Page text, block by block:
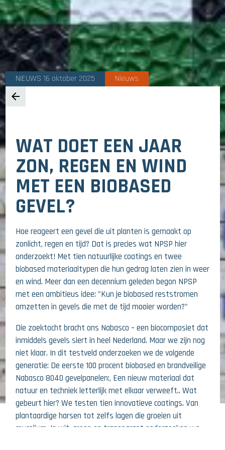
26 JUNI 2026
NIEUWS 16 oktober 2025 Nieuws
arrow_back
WAT DOET EEN JAAR
ZON, REGEN EN WIND
MET EEN BIOBASED
GEVEL?
Hoe reageert een gevel die uit planten is gemaakt op
zonlicht, regen en tijd? Dat is precies wat NPSP hier
onderzoekt! Met tien natuurlijke coatings en twee
biobased materiaaltypen die hun gedrag laten zien in weer
en wind. Meer dan een decennium geleden begon NPSP
met een ambitieus idee: "Kun je biobased reststromen
omzetten in gevels die met de tijd mooier worden?"
Die zoektocht bracht ons Nabasco – een biocomposiet dat
inmiddels gevels siert in heel Nederland. Maar we zijn nog
niet klaar. In dit testveld onderzoeken we de volgende
generatie: De eerste 100 procent biobased en brandveilige
Nabasco 8040 gevelpanelen:, Een nieuw materiaal dat
natuur en techniek letterlijk met elkaar verweeft.. Wat
gebeurt hier? We testen tien innovatieve coatings. Van
plantaardige harsen tot zelfs lagen die groeien uit
mycelium. In wit, groen en transparant onderzoeken we